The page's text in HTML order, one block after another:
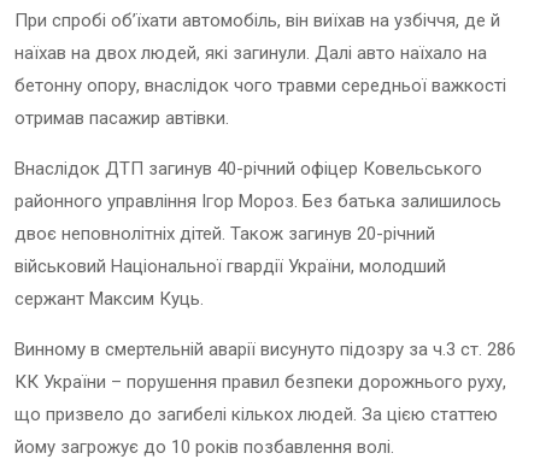
При спробі об’їхати автомобіль, він виїхав на узбіччя, де й
наїхав на двох людей, які загинули. Далі авто наїхало на
бетонну опору, внаслідок чого травми середньої важкості
отримав пасажир автівки.
Внаслідок ДТП загинув 40-річний офіцер Ковельського
районного управління Ігор Мороз. Без батька залишилось
двоє неповнолітніх дітей. Також загинув 20-річний
військовий Національної гвардії України, молодший
сержант Максим Куць.
Винному в смертельній аварії висунуто підозру за ч.3 ст. 286
КК України – порушення правил безпеки дорожнього руху,
що призвело до загибелі кількох людей. За цією статтею
йому загрожує до 10 років позбавлення волі.